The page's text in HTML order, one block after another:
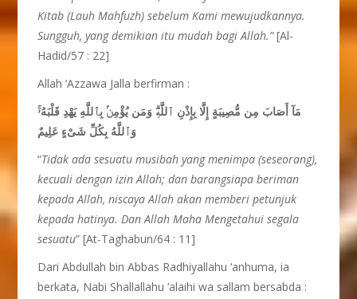
Kitab (Lauh Mahfuzh) sebelum Kami mewujudkannya.
Sungguh, yang demikian itu mudah bagi Allah.”[Al-
Hadid/57 : 22]
Allah ‘Azzawa Jalla berfirman :
مَآ أَصَابَ مِن مُّصِيبَةٍ إِلَّا بِإِذْنِ ٱللَّهِۗ وَمَن يُؤْمِنۢ بِٱللَّهِ يَهْدِ قَلْبَهُۥۚ
وَٱللَّهُ بِكُلِّ شَىْءٍ عَلِيمٌ
“Tidak ada sesuatu musibah yang menimpa (seseorang),
kecuali dengan izin Allah; dan barangsiapa beriman
kepada Allah, niscaya Allah akan memberipetunjuk
kepada hatinya. Dan Allah Maha Mengetahui segala
sesuatu” [At-Taghabun/64 : 11]
Dari Abdullah bin Abbas Radhiyallahu ‘anhuma, ia
berkata, Nabi Shallallahu ‘alaihi wa sallam bersabda :